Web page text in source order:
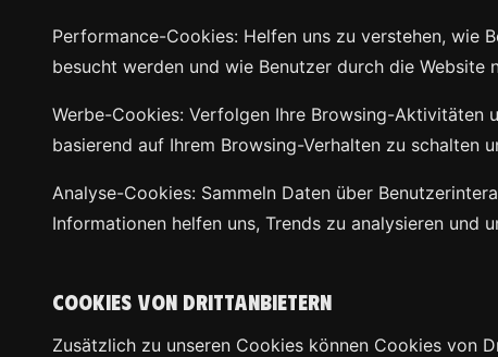
Performance-Cookies: Helfen uns zu verstehen, wie
besucht werden und wie Benutzer durch die Website
Werbe-Cookies: Verfolgen Ihre Browsing-Aktivitäten
basierend auf Ihrem Browsing-Verhalten zu schalten
Analyse-Cookies: Sammeln Daten über
Informationen helfen uns, Trends zu analysieren und
Cookies von Drittanbietern
Zusätzlich zu unseren Cookies können Cookies von